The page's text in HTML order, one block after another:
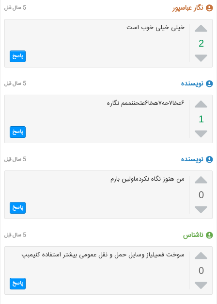
نگار عباسپور 5 سال قبل

2

خیلی خیلی خوب است
پاسخ
نویسنده 5 سال قبل

1

۶عخا۷حه۷هخا۶عتحننممم نگاره
پاسخ
نویسنده 5 سال قبل

0

من هنوز نگاه نکردماولین بارم
پاسخ
ناشناس 5 سال قبل

0

سوخت فسیلیاز وسایل حمل و نقل عمومی بیشتر استفاده کنیمبپ
پاسخ